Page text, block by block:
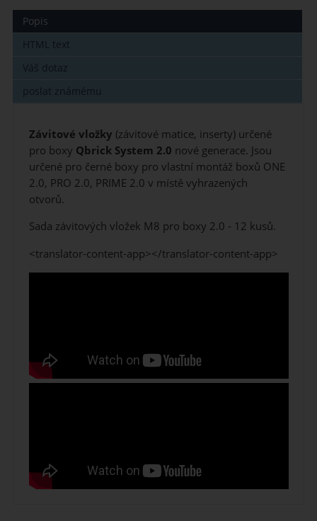
Popis
HTML text
Váš dotaz
poslat známému
Závitové vložky (závitové matice, inserty) určené
pro boxy Qbrick System 2.0 nové generace. Jsou
určené pro černé boxy pro vlastní montáž boxů ONE
2.0, PRO 2.0, PRIME 2.0 v místě vyhrazených
otvorů.
Sada závitových vložek M8 pro boxy 2.0 - 12 kusů.
<translator-content-app></translator-content-app>